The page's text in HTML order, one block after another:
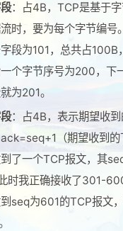
：占4B，TCP是基于
时，要为每个字节编号
段为101，总共占100B
个字节序号为200，下
为201。
：占4B，表示期望收
（期望收到
了一个TCP报文，其
时我正确接收了301-
seq为601的TCP报文